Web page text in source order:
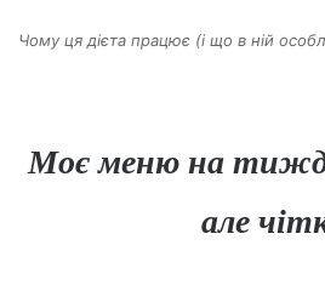
Чому ця дієта працює (і що в ній
Моє меню на
але